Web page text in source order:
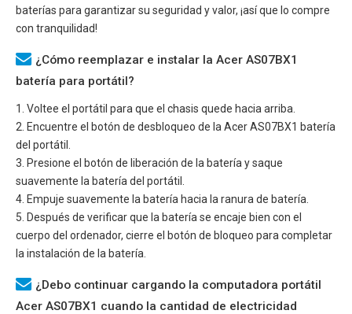
baterías para garantizar su seguridad y valor, ¡así que lo compre
con tranquilidad!
¿Cómo reemplazar e instalar la Acer AS07BX1
batería para portátil?
1. Voltee el portátil para que el chasis quede hacia arriba.
2. Encuentre el botón de desbloqueo de la Acer AS07BX1 batería
del portátil.
3. Presione el botón de liberación de la batería y saque
suavemente la batería del portátil.
4. Empuje suavemente la batería hacia la ranura de batería.
5. Después de verificar que la batería se encaje bien con el
cuerpo del ordenador, cierre el botón de bloqueo para completar
la instalación de la batería.
¿Debo continuar cargando la computadora portátil
Acer AS07BX1 cuando la cantidad de electricidad